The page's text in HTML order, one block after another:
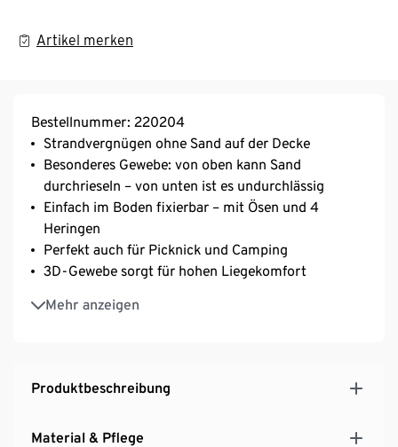
Artikel merken
Bestellnummer: 220204
Strandvergnügen ohne Sand auf der Decke
Besonderes Gewebe: von oben kann Sand
durchrieseln – von unten ist es undurchlässig
Einfach im Boden fixierbar – mit Ösen und 4
Heringen
Perfekt auch für Picknick und Camping
3D-Gewebe sorgt für hohen Liegekomfort
Mehr anzeigen
Mit recyceltem Material
Produktbeschreibung
Material & Pflege